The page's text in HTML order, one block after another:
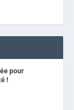
pour
!